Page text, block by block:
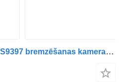
Knorr-Bremse II31227, BS9397 bremzēšanas kamera paredzēts Scania vilcēja